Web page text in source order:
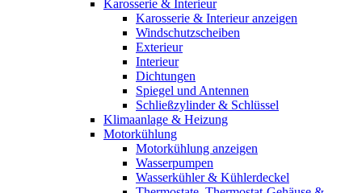
Karosserie & Interieur
Karosserie & Interieur anzeigen
Windschutzscheiben
Exterieur
Interieur
Dichtungen
Spiegel und Antennen
Schließzylinder & Schlüssel
Klimaanlage & Heizung
Motorkühlung
Motorkühlung anzeigen
Wasserpumpen
Wasserkühler & Kühlerdeckel